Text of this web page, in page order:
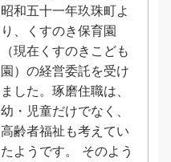
昭和五十一年玖珠町よ
り、くすのき保育園
（現在くすのきこども
園）の経営委託を受け
ました。琢磨住職は、
幼・児童だけでなく、
高齢者福祉も考えてい
たようです。 そのよう